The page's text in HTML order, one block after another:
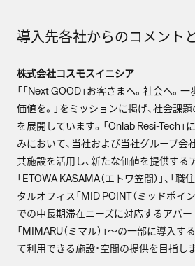
導入先各社からのコメント
株式会社コスモスイニシア
「「Next GOOD」お客さまへ。社会へ。
価値を。」をミッションに掲げ、社会課
を展開しています。「Onlab Resi-Tech」
みにおいて、当社および当社グループ会
共施設を活用し、新たな価値を提供する
「ETOWA KASAMA（エトワ笠間）」、「
タルオフィス「MID POINT（ミッドポイン
での中長期滞在ニーズに対応するアパ
「MIMARU（ミマル）」～の一部に導入す
て利用できる施設・空間の提供を目指しま